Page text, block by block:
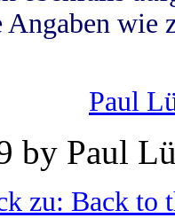
wie
Paul
by Paul
zu: Back to